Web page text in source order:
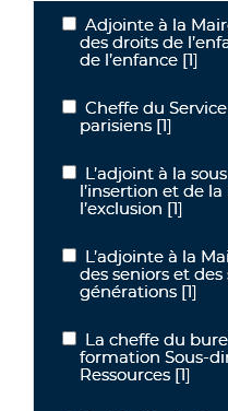
Adjointe à la Maire de
Adjointe à la
des droits de
de l’enfance [1]
Cheffe du Service des
Cheffe du
parisiens [1]
L’adjoint à la sous
L’adjoint à la
l’insertion et de
l’exclusion [1]
L’adjointe à la Maire de
L’adjointe à la
des seniors et
générations [1]
La cheffe du bureau de
La cheffe du
formation Sous-
Ressources [1]